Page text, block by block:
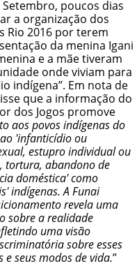
poucos dias
a organização dos
Rio 2016 por terem
da menina Igani
e a mãe tiveram
onde viviam para
indígena”. Em nota de
que a informação do
dos Jogos promove
aos povos indígenas do
'infanticídio ou
estupro individual ou
tortura, abandono de
doméstica' como
indígenas. A Funai
revela uma
sobre a realidade
uma visão
sobre esses
e seus modos de vida.”